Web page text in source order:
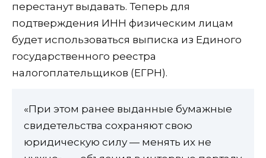
перестанут выдавать. Теперь для
подтверждения ИНН физическим лицам
будет использоваться выписка из Единого
государственного реестра
налогоплательщиков (ЕГРН).
«При этом ранее выданные бумажные
свидетельства сохраняют свою
юридическую силу — менять их не